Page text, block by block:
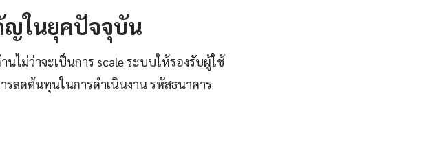
ญในยุคปัจจุบัน
ไม่ว่าจะเป็นการ scale ระบบให้รองรับผู้ใช้
ลดต้นทุนในการดำเนินงาน รหัสธนาคาร